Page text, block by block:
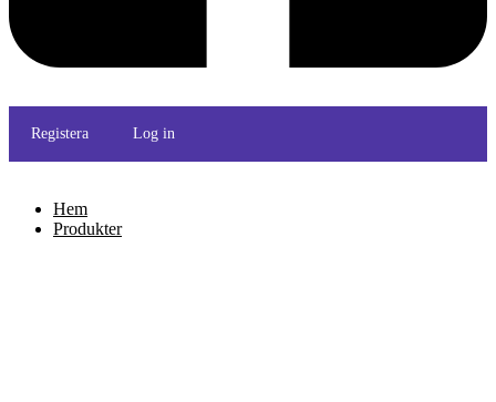
Registera Log in
Hem
Produkter